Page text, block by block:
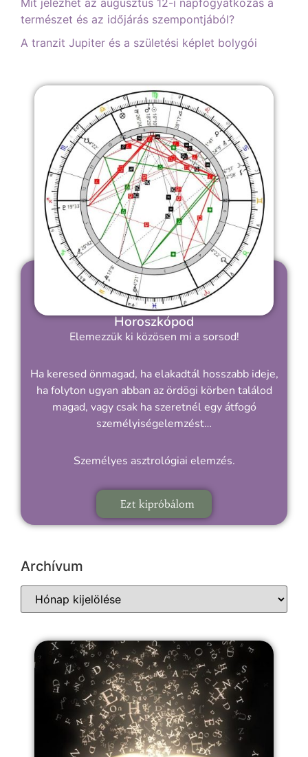
Mit jelezhet az augusztus 12-i napfogyatkozás a
természet és az időjárás szempontjából?
A tranzit Jupiter és a születési képlet bolygói
Horoszkópod
Elemezzük ki közösen mi a sorsod!
Ha keresed önmagad, ha elakadtál hosszabb ideje,
ha folyton ugyan abban az ördögi körben találod
magad, vagy csak ha szeretnél egy átfogó
személyiségelemzést…
Személyes asztrológiai elemzés.
Ezt kipróbálom
Archívum